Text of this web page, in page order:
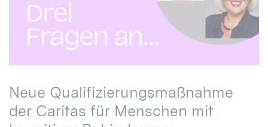
Neue Qualifizierungsmaßnahme
der Caritas für Menschen mit